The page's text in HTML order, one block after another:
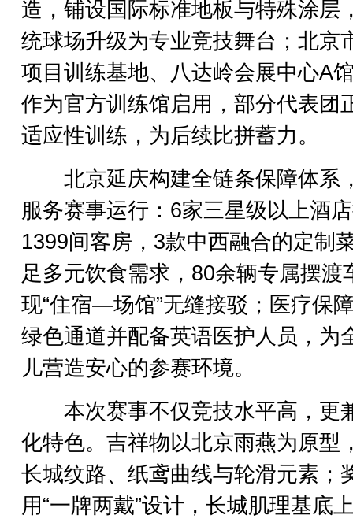
造，铺设国际标准地板与特殊涂层
统球场升级为专业竞技舞台；北京
项目训练基地、八达岭会展中心A
作为官方训练馆启用，部分代表团
适应性训练，为后续比拼蓄力。
北京延庆构建全链条保障体系
服务赛事运行：6家三星级以上酒
1399间客房，3款中西融合的定制
足多元饮食需求，80余辆专属摆渡
现“住宿—场馆”无缝接驳；医疗保
绿色通道并配备英语医护人员，为
儿营造安心的参赛环境。
本次赛事不仅竞技水平高，更
化特色。吉祥物以北京雨燕为原型
长城纹路、纸鸢曲线与轮滑元素；
用“一牌两戴”设计，长城肌理基底